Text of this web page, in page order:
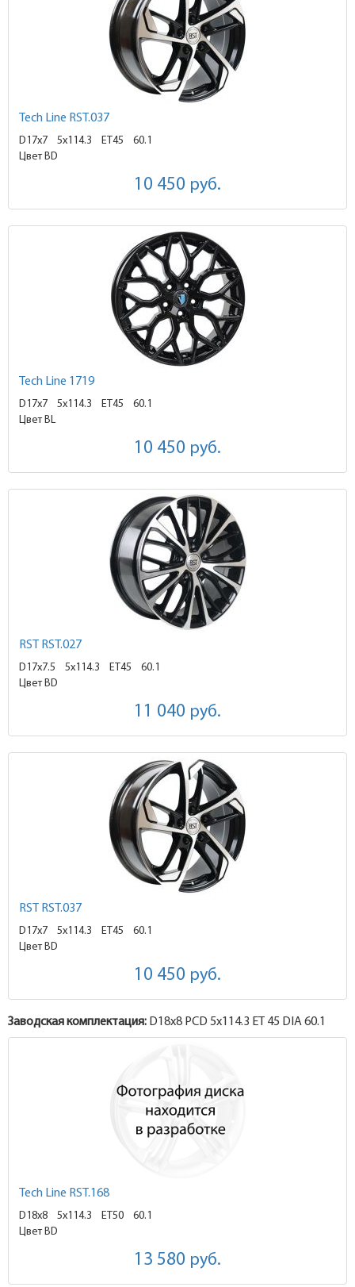
Tech Line RST.037
D17x7 5x114.3 ET45
60.1
Цвет BD
10 450 руб.
Tech Line 1719
D17x7 5x114.3 ET45
60.1
Цвет BL
10 450 руб.
RST RST.027
D17x7.5 5x114.3 ET45
60.1
Цвет BD
11 040 руб.
RST RST.037
D17x7 5x114.3 ET45
60.1
Цвет BD
10 450 руб.
Заводская комплектация: D18x8 PCD 5x114.3 ET 45 DIA 60.1
Tech Line RST.168
D18x8 5x114.3 ET50
60.1
Цвет BD
13 580 руб.